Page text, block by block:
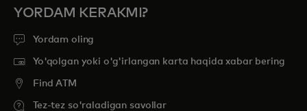
YORDAM KERAKMI?
Yordam oling
Yo'qolgan yoki o'g'irlangan karta haqida xabar bering
Find ATM
Tez-tez so'raladigan savollar